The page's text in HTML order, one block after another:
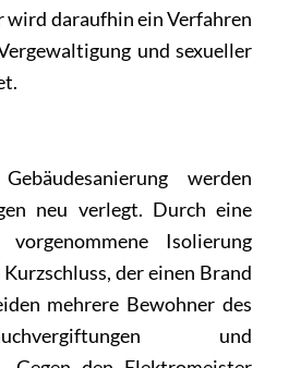
wird daraufhin ein Verfahren
und sexueller
werden
neu verlegt. Durch eine
Isolierung
der einen Brand
mehrere Bewohner des
und